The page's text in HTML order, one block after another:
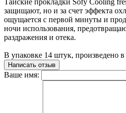
Тайские прокладки Sofy Cooling
защищают, но и за счет эффекта
ощущается с первой минуты и
ночи использования,
раздражения и отека.
В упаковке 14 штук, произведено
Написать отзыв
Ваше имя: